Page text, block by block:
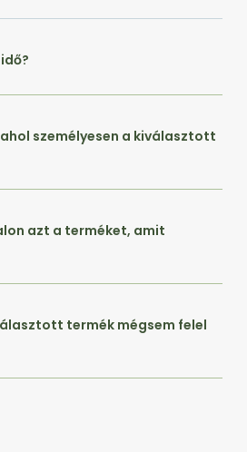
személyesen a kiválasztott
azt a terméket, amit
termék mégsem felel